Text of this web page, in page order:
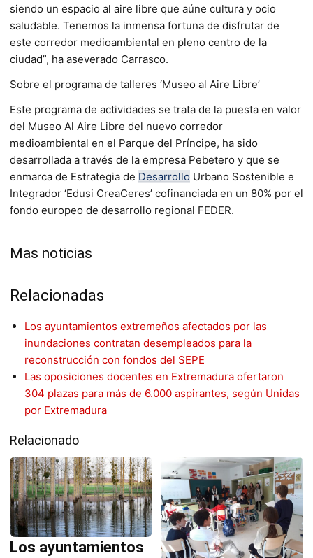
siendo un espacio al aire libre que aúne cultura y ocio
saludable. Tenemos la inmensa fortuna de disfrutar de
este corredor medioambiental en pleno centro de la
ciudad”, ha aseverado Carrasco.
Sobre el programa de talleres ‘Museo al Aire Libre’
Este programa de actividades se trata de la puesta en valor
del Museo Al Aire Libre del nuevo corredor
medioambiental en el Parque del Príncipe, ha sido
desarrollada a través de la empresa Pebetero y que se
enmarca de Estrategia de Desarrollo Urbano Sostenible e
Integrador ‘Edusi CreaCeres’ cofinanciada en un 80% por el
fondo europeo de desarrollo regional FEDER.
Mas noticias
Relacionadas
Los ayuntamientos extremeños afectados por las
inundaciones contratan desempleados para la
reconstrucción con fondos del SEPE
Las oposiciones docentes en Extremadura ofertaron
304 plazas para más de 6.000 aspirantes, según Unidas
por Extremadura
Relacionado
Los ayuntamientos